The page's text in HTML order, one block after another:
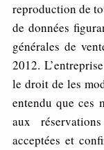
reproduction de
de données
générales de
2012.
le droit de les
entendu que ces
aux
acceptées et